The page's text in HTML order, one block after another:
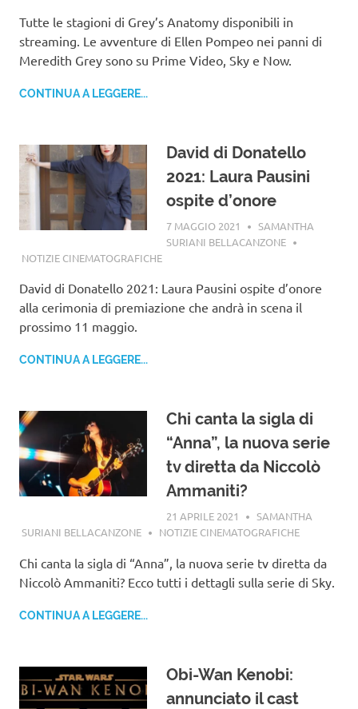
Tutte le stagioni di Grey’s Anatomy disponibili in
streaming. Le avventure di Ellen Pompeo nei panni di
Meredith Grey sono su Prime Video, Sky e Now.
CONTINUA A LEGGERE...
David di Donatello
2021: Laura Pausini
ospite d’onore
7 MAGGIO 2021
SAMANTHA
SURIANI BELLACANZONE
NOTIZIE CINEMATOGRAFICHE
David di Donatello 2021: Laura Pausini ospite d’onore
alla cerimonia di premiazione che andrà in scena il
prossimo 11 maggio.
CONTINUA A LEGGERE...
Chi canta la sigla di
“Anna”, la nuova serie
tv diretta da Niccolò
Ammaniti?
21 APRILE 2021
SAMANTHA
SURIANI BELLACANZONE
NOTIZIE CINEMATOGRAFICHE
Chi canta la sigla di “Anna”, la nuova serie tv diretta da
Niccolò Ammaniti? Ecco tutti i dettagli sulla serie di Sky.
CONTINUA A LEGGERE...
Obi-Wan Kenobi:
annunciato il cast